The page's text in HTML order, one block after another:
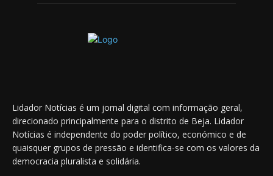
Lidador Notícias é um jornal digital com informação geral,
direcionado principalmente para o distrito de Beja. Lidador
Notícias é independente do poder político, económico e de
quaisquer grupos de pressão e identifica-se com os valores da
democracia pluralista e solidária.